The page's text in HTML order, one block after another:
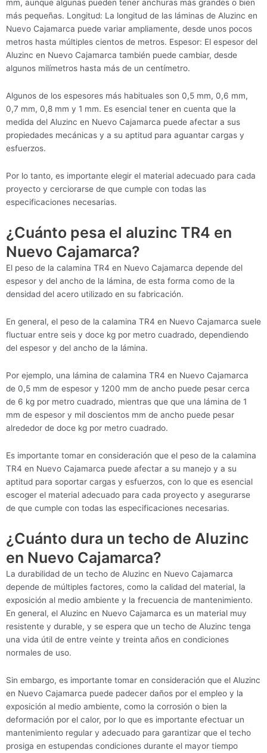
mm, aunque algunas pueden tener anchuras más grandes o bien
más pequeñas. Longitud: La longitud de las láminas de Aluzinc en
Nuevo Cajamarca puede variar ampliamente, desde unos pocos
metros hasta múltiples cientos de metros. Espesor: El espesor del
Aluzinc en Nuevo Cajamarca también puede cambiar, desde
algunos milímetros hasta más de un centímetro.
Algunos de los espesores más habituales son 0,5 mm, 0,6 mm,
0,7 mm, 0,8 mm y 1 mm. Es esencial tener en cuenta que la
medida del Aluzinc en Nuevo Cajamarca puede afectar a sus
propiedades mecánicas y a su aptitud para aguantar cargas y
esfuerzos.
Por lo tanto, es importante elegir el material adecuado para cada
proyecto y cerciorarse de que cumple con todas las
especificaciones necesarias.
¿Cuánto pesa el aluzinc TR4 en
Nuevo Cajamarca?
El peso de la calamina TR4 en Nuevo Cajamarca depende del
espesor y del ancho de la lámina, de esta forma como de la
densidad del acero utilizado en su fabricación.
En general, el peso de la calamina TR4 en Nuevo Cajamarca suele
fluctuar entre seis y doce kg por metro cuadrado, dependiendo
del espesor y del ancho de la lámina.
Por ejemplo, una lámina de calamina TR4 en Nuevo Cajamarca
de 0,5 mm de espesor y 1200 mm de ancho puede pesar cerca
de 6 kg por metro cuadrado, mientras que que una lámina de 1
mm de espesor y mil doscientos mm de ancho puede pesar
alrededor de doce kg por metro cuadrado.
Es importante tomar en consideración que el peso de la calamina
TR4 en Nuevo Cajamarca puede afectar a su manejo y a su
aptitud para soportar cargas y esfuerzos, con lo que es esencial
escoger el material adecuado para cada proyecto y asegurarse
de que cumple con todas las especificaciones necesarias.
¿Cuánto dura un techo de Aluzinc
en Nuevo Cajamarca?
La durabilidad de un techo de Aluzinc en Nuevo Cajamarca
depende de múltiples factores, como la calidad del material, la
exposición al medio ambiente y la frecuencia de mantenimiento.
En general, el Aluzinc en Nuevo Cajamarca es un material muy
resistente y durable, y se espera que un techo de Aluzinc tenga
una vida útil de entre veinte y treinta años en condiciones
normales de uso.
Sin embargo, es importante tomar en consideración que el Aluzinc
en Nuevo Cajamarca puede padecer daños por el empleo y la
exposición al medio ambiente, como la corrosión o bien la
deformación por el calor, por lo que es importante efectuar un
mantenimiento regular y adecuado para garantizar que el techo
prosiga en estupendas condiciones durante el mayor tiempo